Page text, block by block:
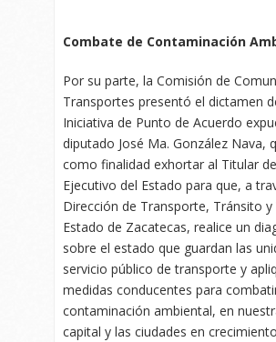
Combate de Contaminación
Por su parte, la Comisión de
Transportes presentó el dictamen
Iniciativa de Punto de Acuerdo
diputado José Ma. González Nava,
como finalidad exhortar al Titular
Ejecutivo del Estado para que, a
Dirección de Transporte, Tránsito y
Estado de Zacatecas, realice un
sobre el estado que guardan las
servicio público de transporte y
medidas conducentes para
contaminación ambiental, en
capital y las ciudades en